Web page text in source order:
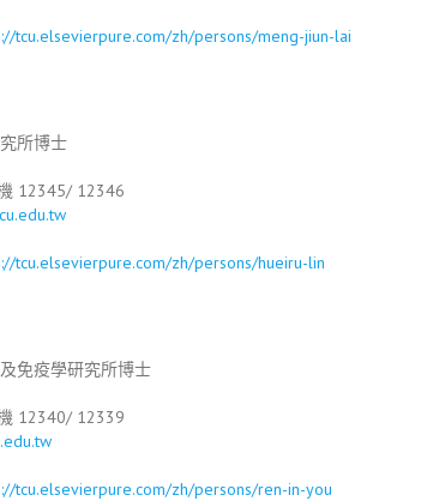
tcu.elsevierpure.com/zh/persons/meng-jiun-lai
所博士
12345/ 12346
tcu.elsevierpure.com/zh/persons/hueiru-lin
免疫學研究所博士
12340/ 12339
tcu.elsevierpure.com/zh/persons/ren-in-you